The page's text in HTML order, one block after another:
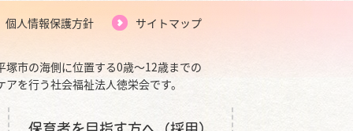
個人情報保護方針 サイトマップ
塚市の海側に位置する0歳～12歳までの
アを行う社会福祉法人徳栄会です。